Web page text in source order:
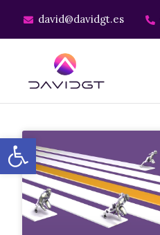
david@davidgt.es
Abrir barra de herramientas